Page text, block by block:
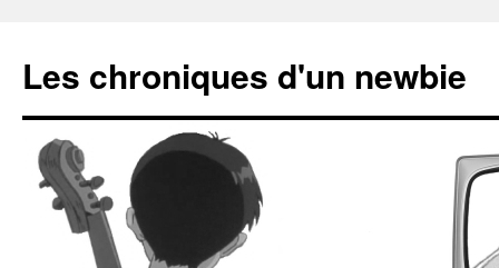
Les chroniques d'un newbie